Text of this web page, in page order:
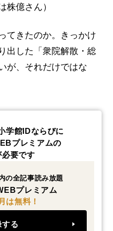
株億さん）
てきたのか。きっかけ
出した「衆院解散・総
が、それだけではな
学館IDならびに
プレミアムの
要です
の全記事読み放題
プレミアム
は無料！
する